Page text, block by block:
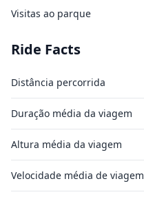
Visitas ao parque
Ride Facts
Distância percorrida
Duração média da viagem
Altura média da viagem
Velocidade média de viagem